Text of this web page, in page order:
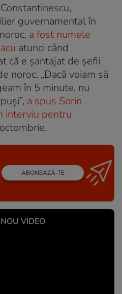
guvernamental în
a fost numele
atunci când
că e șantajat de șefii
noroc. „Dacă voiam să
în 5 minute, nu
a spus Sorin
interviu pentru
ABONEAZĂ-TE
VIDEO